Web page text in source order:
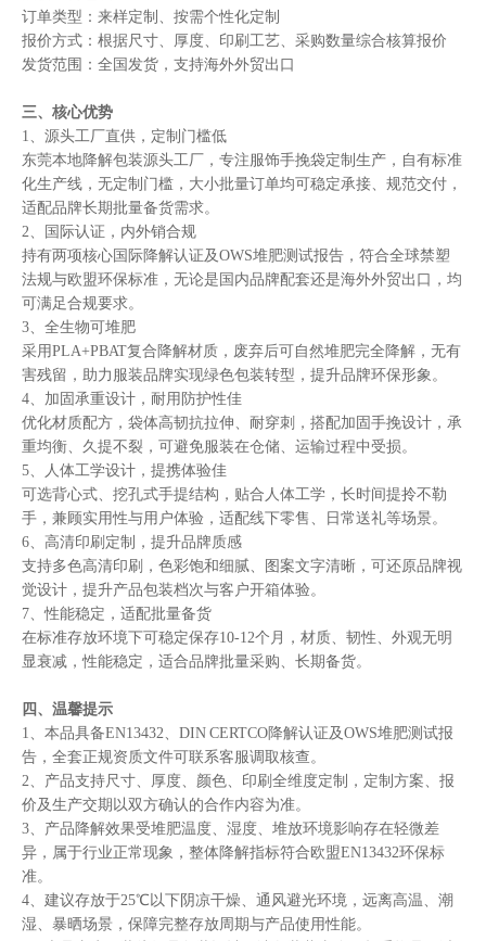
订单类型：来样定制、按需个性化定制
报价方式：根据尺寸、厚度、印刷工艺、采购数量综合核算报价
发货范围：全国发货，支持海外外贸出口
三、核心优势
1、源头工厂直供，定制门槛低
东莞本地降解包装源头工厂，专注服饰手挽袋定制生产，自有标准
化生产线，无定制门槛，大小批量订单均可稳定承接、规范交付，
适配品牌长期批量备货需求。
2、国际认证，内外销合规
持有两项核心国际降解认证及OWS堆肥测试报告，符合全球禁塑
法规与欧盟环保标准，无论是国内品牌配套还是海外外贸出口，均
可满足合规要求。
3、全生物可堆肥
采用PLA+PBAT复合降解材质，废弃后可自然堆肥完全降解，无有
害残留，助力服装品牌实现绿色包装转型，提升品牌环保形象。
4、加固承重设计，耐用防护性佳
优化材质配方，袋体高韧抗拉伸、耐穿刺，搭配加固手挽设计，承
重均衡、久提不裂，可避免服装在仓储、运输过程中受损。
5、人体工学设计，提携体验佳
可选背心式、挖孔式手提结构，贴合人体工学，长时间提拎不勒
手，兼顾实用性与用户体验，适配线下零售、日常送礼等场景。
6、高清印刷定制，提升品牌质感
支持多色高清印刷，色彩饱和细腻、图案文字清晰，可还原品牌视
觉设计，提升产品包装档次与客户开箱体验。
7、性能稳定，适配批量备货
在标准存放环境下可稳定保存10-12个月，材质、韧性、外观无明
显衰减，性能稳定，适合品牌批量采购、长期备货。
四、温馨提示
1、本品具备EN13432、DIN CERTCO降解认证及OWS堆肥测试报
告，全套正规资质文件可联系客服调取核查。
2、产品支持尺寸、厚度、颜色、印刷全维度定制，定制方案、报
价及生产交期以双方确认的合作内容为准。
3、产品降解效果受堆肥温度、湿度、堆放环境影响存在轻微差
异，属于行业正常现象，整体降解指标符合欧盟EN13432环保标
准。
4、建议存放于25℃以下阴凉干燥、通风避光环境，远离高温、潮
湿、暴晒场景，保障完整存放周期与产品使用性能。